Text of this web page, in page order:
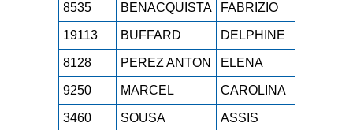
8535 BENACQUISTA FABRIZIO
19113 BUFFARD DELPHINE
8128 PEREZ ANTON ELENA
9250 MARCEL CAROLINA
3460 SOUSA ASSIS